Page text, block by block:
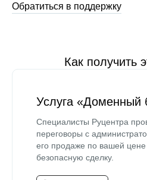
Обратиться в поддержку
Как получить
Услуга «Доменный
Специалисты Руцентра
переговоры с
его продаже по вашей цене
безопасную сделку.